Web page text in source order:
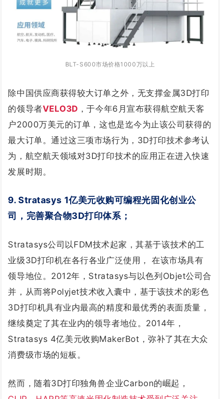
BLT-S600市场价格1000万以上
除中国供应商获得较大订单之外，无支撑金属3D打印
的领导者VELO3D ，于今年6月宣布获得航空航天客
户2000万美元的订单，这也是迄今为止该公司获得的
最大订单。通过这三项市场行为，3D打印技术参考认
为，航空航天领域对3D打印技术的应用正在进入快速
发展时期。
9. Stratasys 1亿美元收购可编程光固化创业公
司，完善聚合物3D打印体系；
Stratasys公司以FDM技术起家，其基于该技术的工
业级3D打印机在各行各业广泛使用， 在该市场具有
领导地位。2012年，Stratasys与以色列Objet公司合
并，从而将Polyjet技术收入囊中，基于该技术的彩色
3D打印机具有业内最高的精度和最优秀的表面质量，
继续奠定了其在业内的领导者地位。2014年，
Stratasys 4亿美元收购MakerBot，弥补了其在大众
消费级市场的短板。
然而，随着3D打印独角兽企业Carbon的崛起，